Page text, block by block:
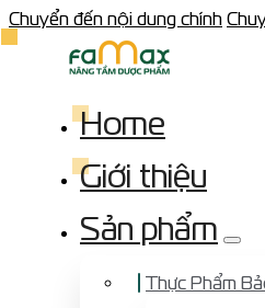
Chuyển đến nội dung chính
Home
Giới thiệu
Sản phẩm
Thực Phẩm